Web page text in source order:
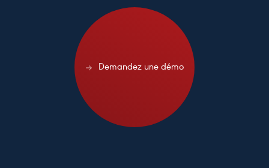
Demandez une démo